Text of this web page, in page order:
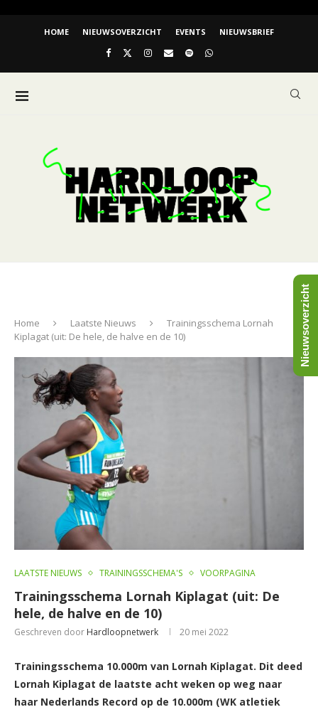
HOME NIEUWSOVERZICHT EVENTS NIEUWSBRIEF
Home Laatste Nieuws
Trainingsschema Lornah
Kiplagat (uit: De hele, de halve en de 10)
LAATSTE NIEUWS TRAININGSSCHEMA'S VOORPAGINA
Trainingsschema Lornah Kiplagat (uit: De
hele, de halve en de 10)
Geschreven door Hardloopnetwerk 20 mei 2022
Trainingsschema 10.000m van Lornah Kiplagat. Dit deed
Lornah Kiplagat de laatste acht weken op weg naar
haar Nederlands Record op de 10.000m (WK atletiek
Nieuwsoverzicht